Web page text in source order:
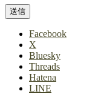
Facebook
X
Bluesky
Threads
Hatena
LINE